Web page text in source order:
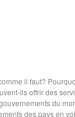
il faut?
ils offrir des
du
des pays en